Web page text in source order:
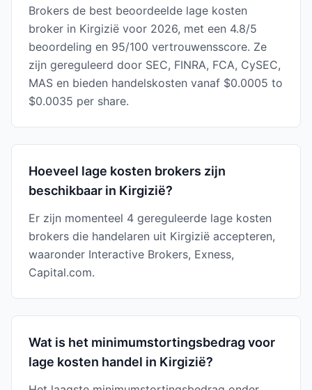
Brokers de best beoordeelde lage kosten
broker in Kirgizië voor 2026, met een 4.8/5
beoordeling en 95/100 vertrouwensscore. Ze
zijn gereguleerd door SEC, FINRA, FCA, CySEC,
MAS en bieden handelskosten vanaf $0.0005 to
$0.0035 per share.
Hoeveel lage kosten brokers zijn
beschikbaar in Kirgizië?
Er zijn momenteel 4 gereguleerde lage kosten
brokers die handelaren uit Kirgizië accepteren,
waaronder Interactive Brokers, Exness,
Capital.com.
Wat is het minimumstortingsbedrag voor
lage kosten handel in Kirgizië?